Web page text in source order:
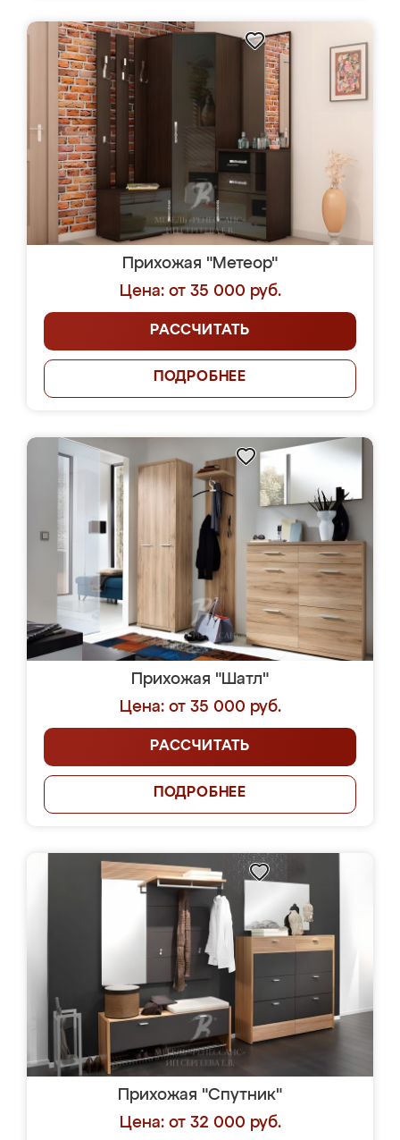
Прихожая "Метеор"
Цена: от 35 000 руб.
РАССЧИТАТЬ
ПОДРОБНЕЕ
Прихожая "Шатл"
Цена: от 35 000 руб.
РАССЧИТАТЬ
ПОДРОБНЕЕ
Прихожая "Спутник"
Цена: от 32 000 руб.